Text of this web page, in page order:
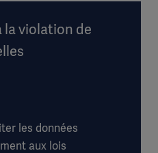
la violation de
les données
aux lois